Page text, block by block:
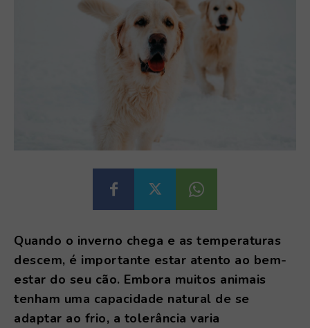
Quando o inverno chega e as temperaturas
descem, é importante estar atento ao bem-
estar do seu cão. Embora muitos animais
tenham uma capacidade natural de se
adaptar ao frio, a tolerância varia